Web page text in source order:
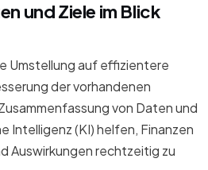
und Ziele im Blick
Umstellung auf effizientere
der vorhandenen
von Daten und
Intelligenz (KI) helfen, Finanzen
Auswirkungen rechtzeitig zu